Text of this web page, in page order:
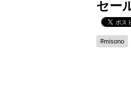
セー
#misono